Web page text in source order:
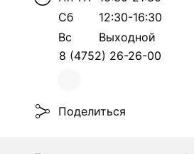
Сб
12:30-16:30
Вс
Выходной
8 (4752) 26-26-00
Поделиться